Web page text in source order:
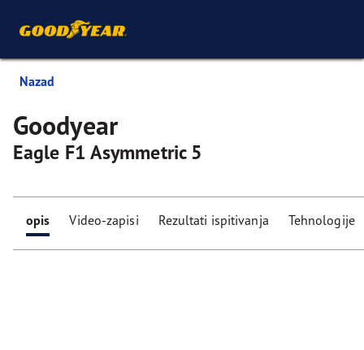
Nazad
Goodyear
Eagle F1 Asymmetric 5
opis Video-zapisi Rezultati ispitivanja Tehnologije